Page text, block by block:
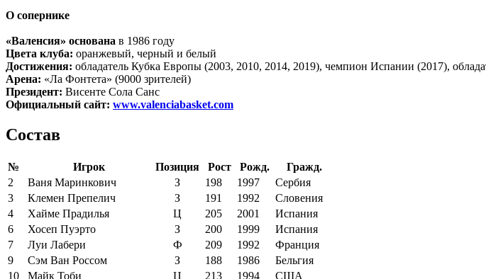
О сопернике
«Валенсия» основана в 1986 году
Цвета клуба: оранжевый, черный и белый
Достижения: обладатель Кубка Европы (2003, 2010, 2014, 2019), чемпион Испании (2017),
Арена: «Ла Фонтета» (9000 зрителей)
Президент: Висенте Сола Санс
Официальный сайт: www.valenciabasket.com
Состав
№ Игрок Позиция Рост Рожд.
Гражд.
2
Ваня Маринкович З 198 1997
Сербия
3
Клемен Препелич З 191 1992
Словения
4
Хайме Прадилья Ц 205 2001
Испания
6
Хосеп Пуэрто З 200 1999
Испания
7
Луи Лабери Ф 209 1992
Франция
9
Сэм Ван Россом З 188 1986
Бельгия
10
Майк Тоби Ц 213 1994
США